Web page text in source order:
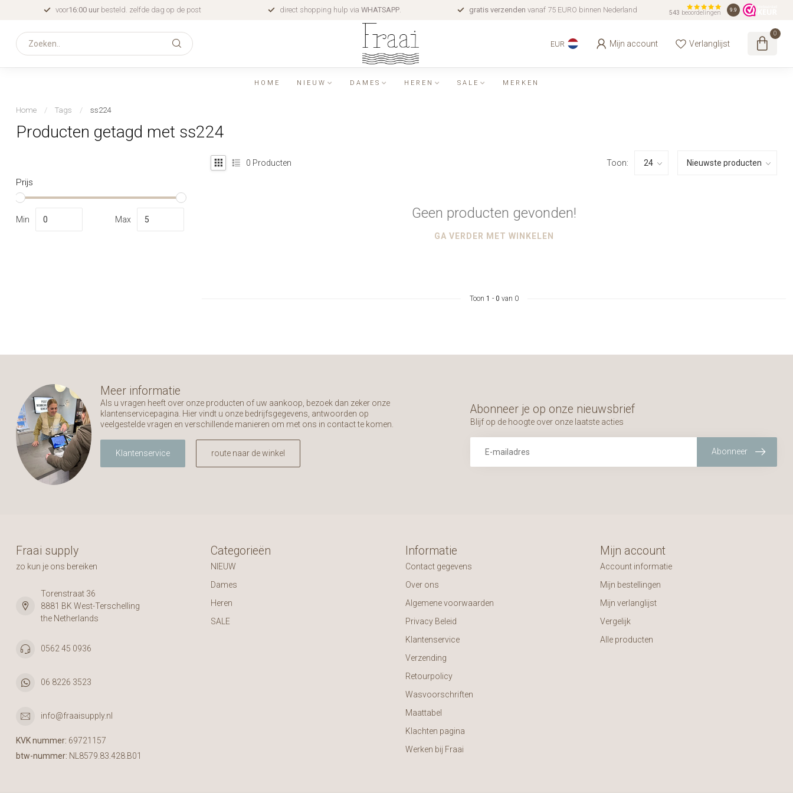
voor16:00 uur besteld. zelfde dag op de post direct shopping hulp via WHATSAPP. gratis verzenden vanaf 75 EURO binnen Nederland 543 beoordelingen 9.9
EUR Mijn account Verlanglijst
0
HOME NIEUW DAMES HEREN SALE MERKEN
Home / Tags / ss224
Producten getagd met ss224
Prijs
Min Max
0 Producten Toon:
Geen producten gevonden!
GA VERDER MET WINKELEN
Toon 1 - 0 van 0
Meer informatie
Als u vragen heeft over onze producten of uw aankoop, bezoek dan zeker onze
klantenservicepagina. Hier vindt u onze bedrijfsgegevens, antwoorden op
veelgestelde vragen en verschillende manieren om met ons in contact te komen.
Klantenservice route naar de winkel
Abonneer je op onze nieuwsbrief
Blijf op de hoogte over onze laatste acties
Abonneer
Fraai supply
zo kun je ons bereiken
Torenstraat 36
8881 BK West-Terschelling
the Netherlands
0562 45 0936
06 8226 3523
info@fraaisupply.nl
KVK nummer: 69721157
btw-nummer: NL8579.83.428.B01
Categorieën
NIEUW
Dames
Heren
SALE
Informatie
Contact gegevens
Over ons
Algemene voorwaarden
Privacy Beleid
Klantenservice
Verzending
Retourpolicy
Wasvoorschriften
Maattabel
Klachten pagina
Werken bij Fraai
Mijn account
Account informatie
Mijn bestellingen
Mijn verlanglijst
Vergelijk
Alle producten